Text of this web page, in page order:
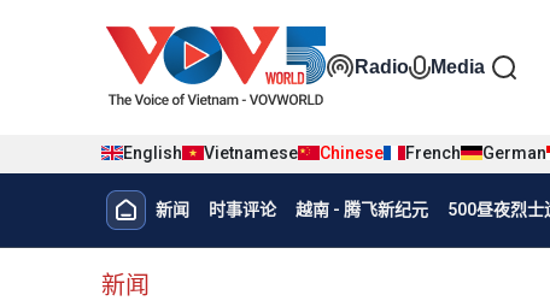
Đa phương
Radio Media
English Vietnamese Chinese French German
Menu trang chủ tiếng Trung
新闻 时事评论 越南 - 腾飞新纪元 500昼夜烈士
menu phụ tiếng Trung
新闻